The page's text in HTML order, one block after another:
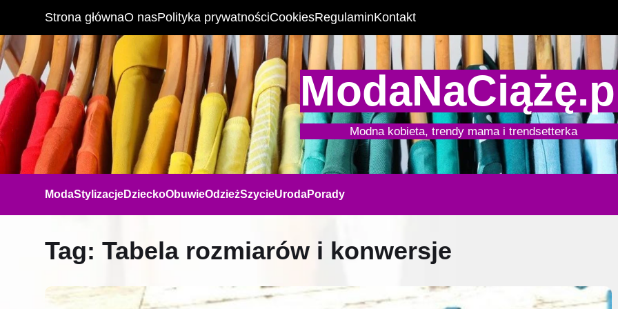
Strona głównaO nasPolityka prywatnościCookiesRegulaminKontakt
Modna kobieta, trendy mama i trendsetterka
ModaStylizacjeDzieckoObuwieOdzieżSzycieUrodaPorady
Tag: Tabela rozmiarów i konwersje